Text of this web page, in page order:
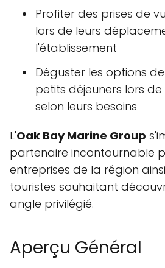
Profiter des prises de
lors de leurs
l'établissement
Déguster les options
petits déjeuners lors
selon leurs besoins
L'Oak Bay Marine Group
partenaire incontournable
entreprises de la région
touristes souhaitant
angle privilégié.
Aperçu Général